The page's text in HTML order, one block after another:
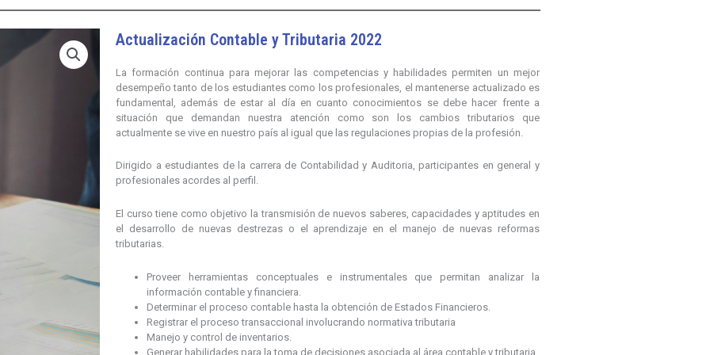
Actualización Contable y Tributaria 2022
La formación continua para mejorar las competencias y habilidades permiten un mejor
desempeño tanto de los estudiantes como los profesionales, el mantenerse actualizado es
fundamental, además de estar al día en cuanto conocimientos se debe hacer frente a
situación que demandan nuestra atención como son los cambios tributarios que
actualmente se vive en nuestro país al igual que las regulaciones propias de la profesión.
Dirigido a estudiantes de la carrera de Contabilidad y Auditoria, participantes en general y
profesionales acordes al perfil.
El curso tiene como objetivo la transmisión de nuevos saberes, capacidades y aptitudes en
el desarrollo de nuevas destrezas o el aprendizaje en el manejo de nuevas reformas
tributarias.
Proveer herramientas conceptuales e instrumentales que permitan analizar la
información contable y financiera.
Determinar el proceso contable hasta la obtención de Estados Financieros.
Registrar el proceso transaccional involucrando normativa tributaria
Manejo y control de inventarios.
Generar habilidades para la toma de decisiones asociada al área contable y tributaria.